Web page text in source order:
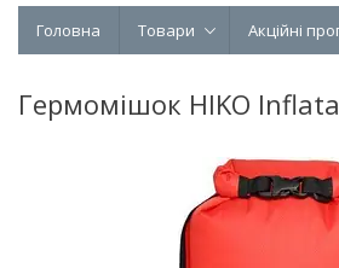
Головна Товари Акційні
Гермомішок HIKO